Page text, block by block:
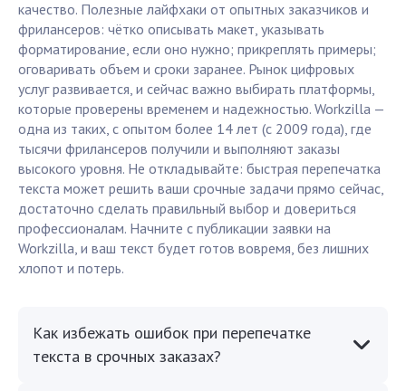
качество. Полезные лайфхаки от опытных заказчиков и
фрилансеров: чётко описывать макет, указывать
форматирование, если оно нужно; прикреплять примеры;
оговаривать объем и сроки заранее. Рынок цифровых
услуг развивается, и сейчас важно выбирать платформы,
которые проверены временем и надежностью. Workzilla —
одна из таких, с опытом более 14 лет (с 2009 года), где
тысячи фрилансеров получили и выполняют заказы
высокого уровня. Не откладывайте: быстрая перепечатка
текста может решить ваши срочные задачи прямо сейчас,
достаточно сделать правильный выбор и довериться
профессионалам. Начните с публикации заявки на
Workzilla, и ваш текст будет готов вовремя, без лишних
хлопот и потерь.
Как избежать ошибок при перепечатке
текста в срочных заказах?